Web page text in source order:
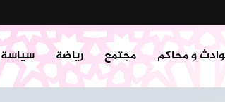
و محاكم مجتمع رياضة سياسة